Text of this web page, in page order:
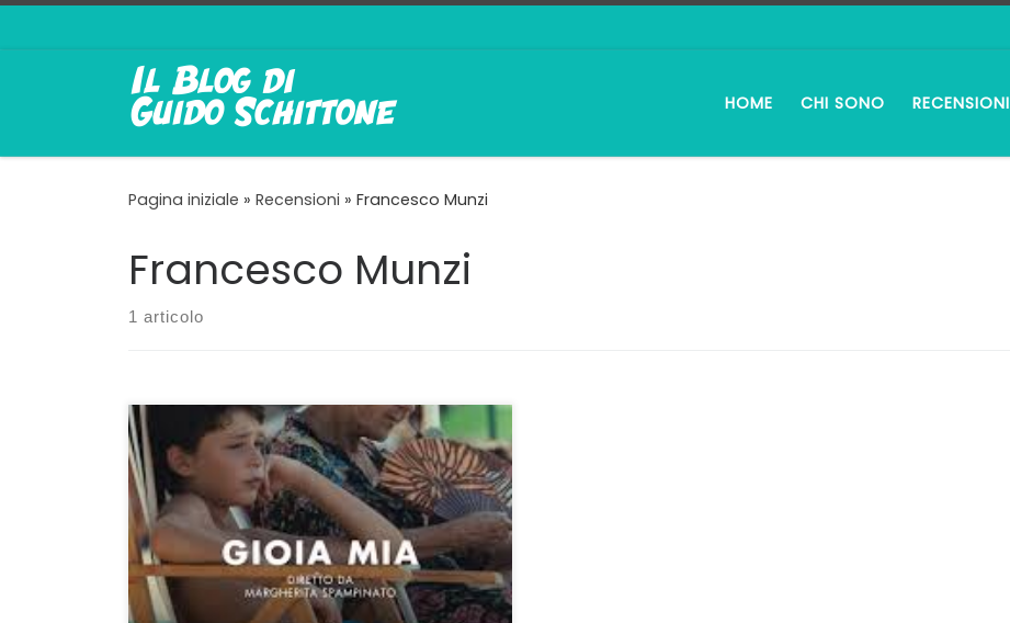
HOME CHI SONO RECENSIONI
Pagina iniziale » Recensioni » Francesco Munzi
Francesco Munzi
1 articolo
Un esordio con fiocchi Al primo
lungometraggio Margherita Spampinato
dimostra di sapere benissimo dove andare a
parare. D’altronde non si tratta di una neofita
in senso tecnico. Negli anni ha potuto
lavorare come segretaria di edizione o
supervisore alle sceneggiature o al casting a
fianco di molti autori interessanti,
Michelangelo […]